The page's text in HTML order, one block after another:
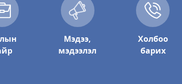
байгуулалтын газар
Мэдээ,
мэдээлэл
Холбоо
барих